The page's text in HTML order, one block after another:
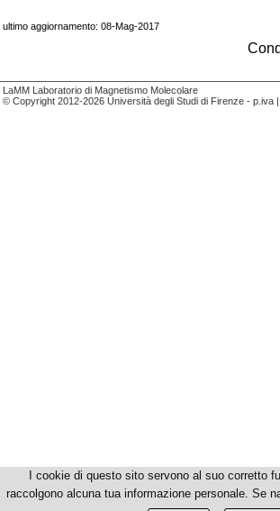
ultimo aggiornamento: 08-Mag-2017
LaMM Laboratorio di Magnetismo Molecolare
© Copyright 2012-2026 Università degli Studi di Firenze - p.iva
I cookie di questo sito servono al suo corretto
raccolgono alcuna tua informazione personale. Se